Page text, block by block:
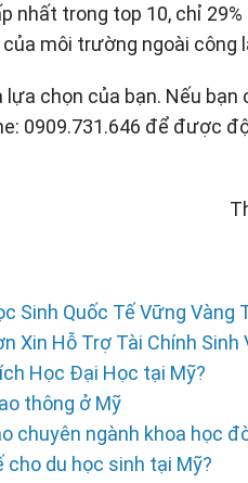
nhất trong top 10, chỉ
môi trường ngoài công
chọn của bạn. Nếu
0909.731.646 để được
Sinh Quốc Tế Vững Vàng
Xin Hỗ Trợ Tài Chính Sinh
Học Đại Học tại Mỹ?
thông ở Mỹ
chuyên ngành khoa học
du học sinh tại Mỹ?